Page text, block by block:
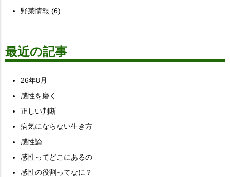
野菜情報 (6)
最近の記事
26年8月
感性を磨く
正しい判断
病気にならない生き方
感性論
感性ってどこにあるの
感性の役割ってなに？